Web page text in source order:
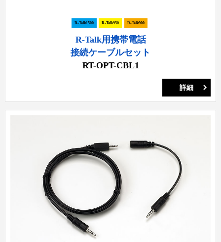
R-Talk1500 R-Talk950 R-Talk900
R-Talk用携帯電話
接続ケーブルセット
RT-OPT-CBL1
詳細